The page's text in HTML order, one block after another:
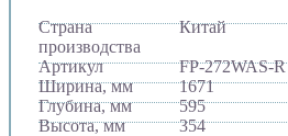
Страна
производства
Китай
Артикул
FP-272WAS-R
Ширина, мм
1671
Глубина, мм
595
Высота, мм
354